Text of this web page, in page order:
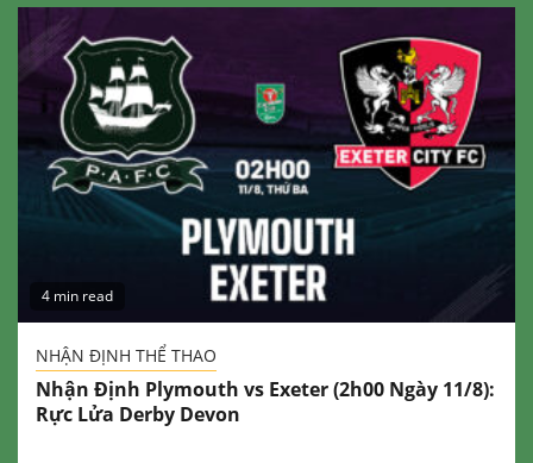
4 min read
NHẬN ĐỊNH THỂ THAO
Nhận Định Plymouth vs Exeter (2h00 Ngày 11/8):
Rực Lửa Derby Devon